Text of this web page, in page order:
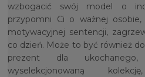
wzbogacić swój model o
przypomni Ci o ważnej
motywacyjnej sentencji,
co dzień. Może to być również
prezent dla ukochanego,
wyselekcjonowaną